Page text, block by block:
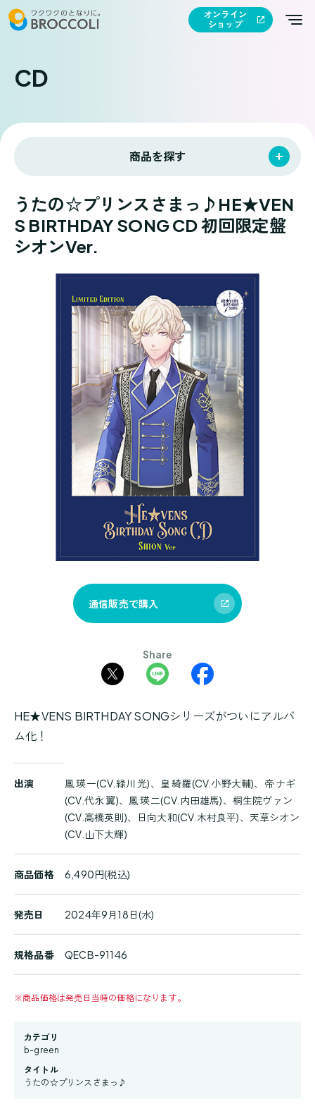
オンライン
ショップ
CD
商品を探す
うたの☆プリンスさまっ♪HE★VEN
S BIRTHDAY SONG CD 初回限定盤
シオンVer.
通信販売で購入
Share
HE★VENS BIRTHDAY SONGシリーズがついにアルバ
ム化！
品
出演
鳳 瑛一(CV.緑川 光)、皇 綺羅(CV.小野大輔)、帝 ナギ
(CV.代永 翼)、鳳 瑛二(CV.内田雄馬)、桐生院ヴァン
(CV.高橋英則)、日向大和(CV.木村良平)、天草シオン
(CV.山下大輝)
商品価格 6,490円(税込)
発売日 2024年9月18日(水)
規格品番 QECB-91146
※商品価格は発売日当時の価格になります。
カテゴリ
b-green
タイトル
うたの☆プリンスさまっ♪